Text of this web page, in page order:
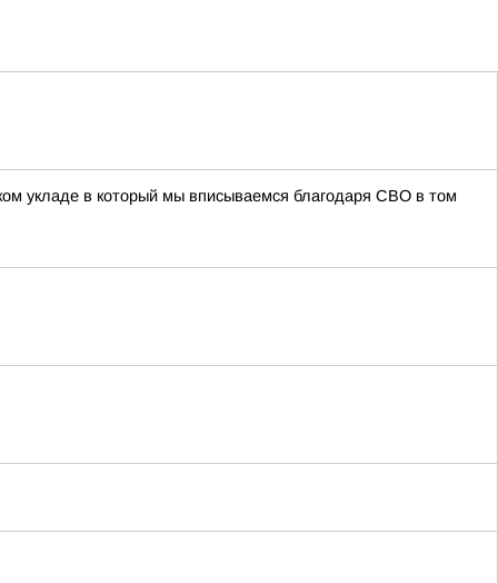
укладе в который мы вписываемся благодаря СВО в том